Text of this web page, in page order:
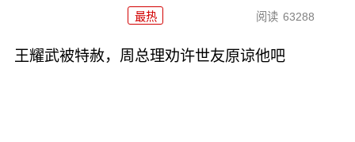
最热 阅读 63288
王耀武被特赦，周总理劝许世友原谅他吧